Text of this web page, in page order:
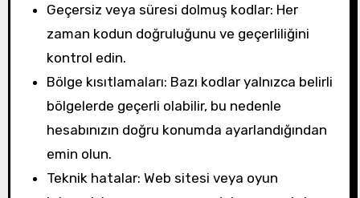
Geçersiz veya süresi dolmuş kodlar: Her
zaman kodun doğruluğunu ve geçerliliğini
kontrol edin.
Bölge kısıtlamaları: Bazı kodlar yalnızca belirli
bölgelerde geçerli olabilir, bu nedenle
hesabınızın doğru konumda ayarlandığından
emin olun.
Teknik hatalar: Web sitesi veya oyun